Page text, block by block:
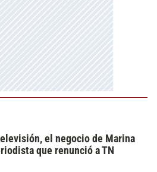
el negocio de Marina
que renunció a TN